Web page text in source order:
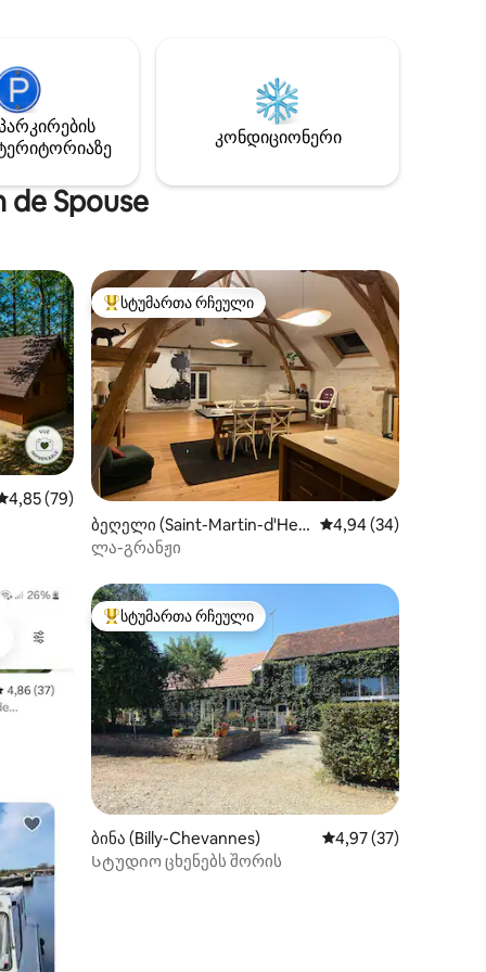
Ოჯახებისთვის ან სტუმრობისთვის
შესაფერისი. Ჩვენ გამგზავრების
გაქირავება შესაძლებელია კვირას
APM თუ Priory ხელმისაწვდომია
კონდიციონერი
de Spouse
შეფასებაა 5‑დან 4,85, 79 მიმოხილვა
4,85 (79)
სტუმართა რჩეული მოწინავე ვარიანტი
სტუმართა რჩეული
ბეღელი (Saint-Martin-d'Heui
lle)
საშუალო შეფასებაა
4,94 (34)
ლა-გრანჟი
სტუმართა რჩეული მოწინავე ვარიანტი
სტუმართა რჩეული
ბინა (Billy-Chevannes) საშუალო შეფასებაა
4,97 (37)
Სტუდიო ცხენებს შორის